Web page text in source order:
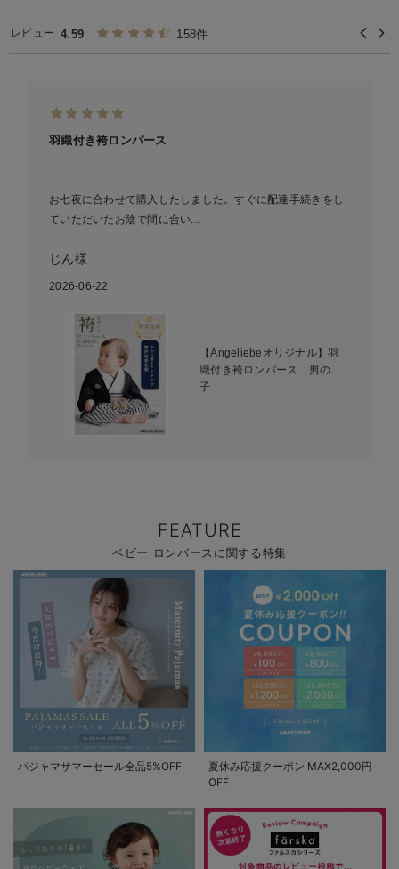
レビュー 4.59 158件
羽織付き袴ロンパース
お七夜に合わせて購入したしました。すぐに配達手続きをし
ていただいたお陰で間に合い...
じん様
2026-06-22
【Angeliebeオリジナル】羽
織付き袴ロンパース 男の
子
FEATURE
ベビー ロンパースに関する特集
パジャマサマーセール全品5%OFF
夏休み応援クーポン MAX2,000円
OFF